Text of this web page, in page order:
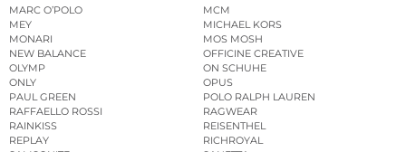
MARC O’POLO
MCM
MEY
MICHAEL KORS
MONARI
MOS MOSH
NEW BALANCE
OFFICINE CREATIVE
OLYMP
ON SCHUHE
ONLY
OPUS
PAUL GREEN
POLO RALPH LAUREN
RAFFAELLO ROSSI
RAGWEAR
RAINKISS
REISENTHEL
REPLAY
RICHROYAL